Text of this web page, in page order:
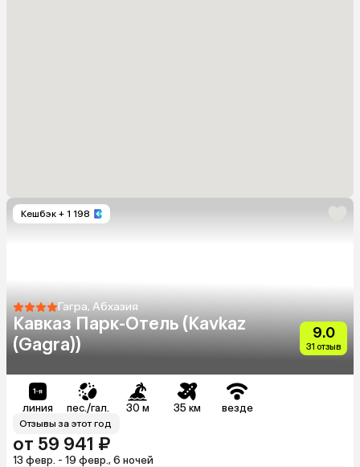
Кешбэк + 1 198
Гагра, Абхазия
Кавказ Парк-Отель (Kavkaz
(Gagra))
9.0
31 отзыв
линия пес./гал. 30 м 35 км везде
Отзывы за этот год
от 59 941 ₽
13 февр. - 19 февр., 6 ночей